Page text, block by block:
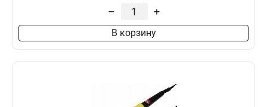
– +
В корзину